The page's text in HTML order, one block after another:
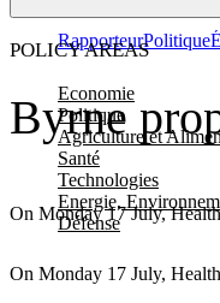
POLICY AREAS
Economie
Politique
Agriculture et
Santé
Technologies
Energie,
Défense
RapporteurPolitique
Byrne
On Monday 17 July,
On Monday 17 July,